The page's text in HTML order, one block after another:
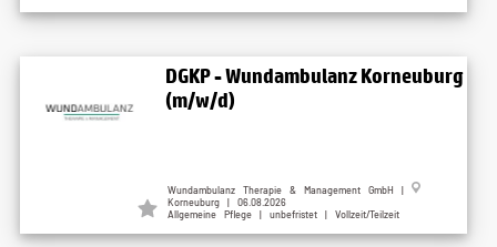
DGKP - Wundambulanz Korneuburg
(m/w/d)
Wundambulanz Therapie & Management GmbH |
Korneuburg | 06.08.2026
Allgemeine Pflege | unbefristet | Vollzeit/Teilzeit